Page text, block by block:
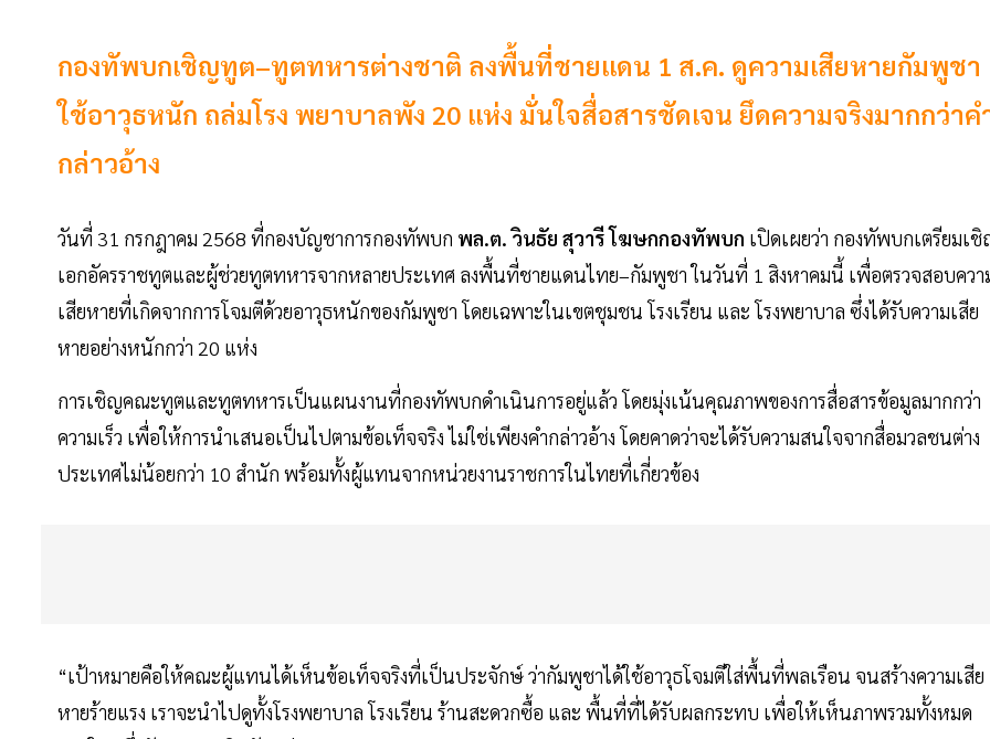
กองทัพบกเชิญทูต–ทูตทหารต่างชาติ ลงพื้นที่ชายแดน 1 ส.ค. ดูความเสียหายกัมพูชา
ใช้อาวุธหนัก ถล่มโรง พยาบาลพัง 20 แห่ง มั่นใจสื่อสารชัดเจน ยึดความจริงมากกว่าค
กล่าวอ้าง
วันที่ 31 กรกฎาคม 2568 ที่กองบัญชาการกองทัพบก พล.ต. วินธัย สุวารี โฆษกกองทัพบก เปิดเผยว่า กองทัพบกเตรียมเ
เอกอัครราชทูตและผู้ช่วยทูตทหารจากหลายประเทศ ลงพื้นที่ชายแดนไทย–กัมพูชา ในวันที่ 1 สิงหาคมนี้ เพื่อตรวจสอบควา
เสียหายที่เกิดจากการโจมตีด้วยอาวุธหนักของกัมพูชา โดยเฉพาะในเขตชุมชน โรงเรียน และ โรงพยาบาล ซึ่งได้รับความเสีย
หายอย่างหนักกว่า 20 แห่ง
การเชิญคณะทูตและทูตทหารเป็นแผนงานที่กองทัพบกดำเนินการอยู่แล้ว โดยมุ่งเน้นคุณภาพของการสื่อสารข้อมูลมากกว่า
ความเร็ว เพื่อให้การนำเสนอเป็นไปตามข้อเท็จจริง ไม่ใช่เพียงคำกล่าวอ้าง โดยคาดว่าจะได้รับความสนใจจากสื่อมวลชนต่าง
ประเทศไม่น้อยกว่า 10 สำนัก พร้อมทั้งผู้แทนจากหน่วยงานราชการในไทยที่เกี่ยวข้อง
“เป้าหมายคือให้คณะผู้แทนได้เห็นข้อเท็จจริงที่เป็นประจักษ์ ว่ากัมพูชาได้ใช้อาวุธโจมตีใส่พื้นที่พลเรือน จนสร้างความเสีย
หายร้ายแรง เราจะนำไปดูทั้งโรงพยาบาล โรงเรียน ร้านสะดวกซื้อ และ พื้นที่ที่ได้รับผลกระทบ เพื่อให้เห็นภาพรวมทั้งหมด